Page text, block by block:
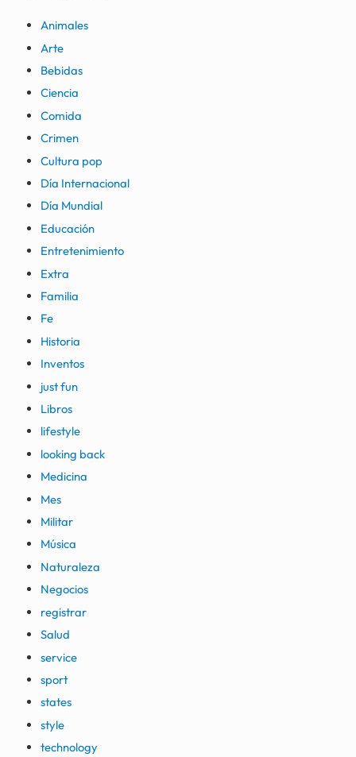
Animales
Arte
Bebidas
Ciencia
Comida
Crimen
Cultura pop
Día Internacional
Día Mundial
Educación
Entretenimiento
Extra
Familia
Fe
Historia
Inventos
just fun
Libros
lifestyle
looking back
Medicina
Mes
Militar
Música
Naturaleza
Negocios
registrar
Salud
service
sport
states
style
technology